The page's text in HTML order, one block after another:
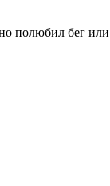
полюбил бег